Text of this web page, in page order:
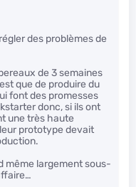
des problèmes de
de 3 semaines
que de produire du
font des promesses
donc, si ils ont
une très haute
prototype devait
même largement sous-